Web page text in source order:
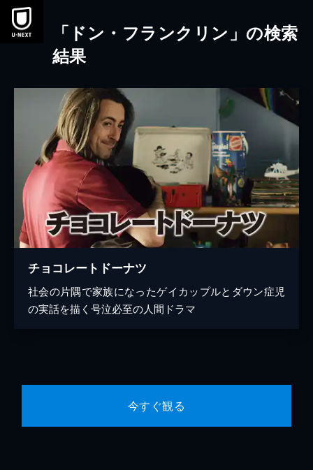
本文へスキップ
「ドン・フランクリン」の検索
結果
チョコレートドーナツ
社会の片隅で家族になったゲイカップルとダウン症児
の実話を描く号泣必至の人間ドラマ
今すぐ観る